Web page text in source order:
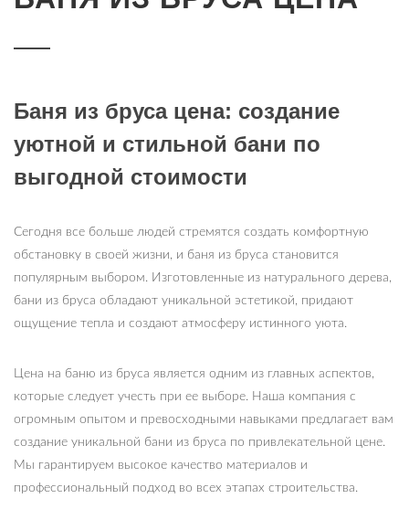
Баня из бруса цена: создание
уютной и стильной бани по
выгодной стоимости
Сегодня все больше людей стремятся создать комфортную
обстановку в своей жизни, и баня из бруса становится
популярным выбором. Изготовленные из натурального дерева,
бани из бруса обладают уникальной эстетикой, придают
ощущение тепла и создают атмосферу истинного уюта.
Цена на баню из бруса является одним из главных аспектов,
которые следует учесть при ее выборе. Наша компания с
огромным опытом и превосходными навыками предлагает вам
создание уникальной бани из бруса по привлекательной цене.
Мы гарантируем высокое качество материалов и
профессиональный подход во всех этапах строительства.